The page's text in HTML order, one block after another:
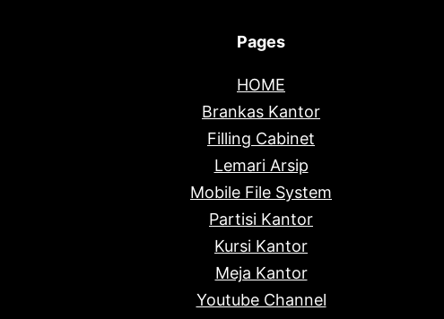
Pages
HOME
Brankas Kantor
Filling Cabinet
Lemari Arsip
Mobile File System
Partisi Kantor
Kursi Kantor
Meja Kantor
Youtube Channel